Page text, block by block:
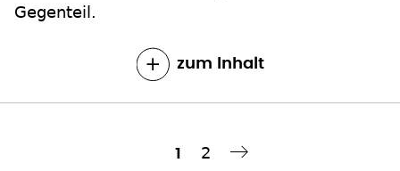
Aktuelle
1 Seite
2
Nächste Seite ››